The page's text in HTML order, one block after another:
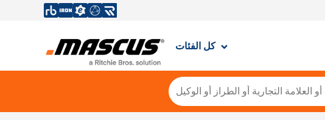
كل الفئات